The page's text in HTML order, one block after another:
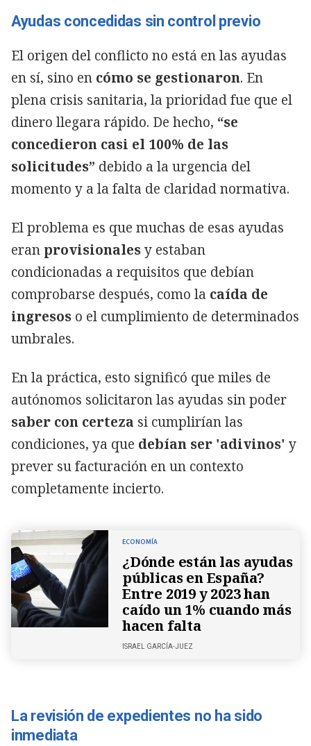
Ayudas concedidas sin control previo
El origen del conflicto no está en las ayudas
en sí, sino en cómo se gestionaron. En
plena crisis sanitaria, la prioridad fue que el
dinero llegara rápido. De hecho, “se
concedieron casi el 100% de las
solicitudes” debido a la urgencia del
momento y a la falta de claridad normativa.
El problema es que muchas de esas ayudas
eran provisionalesy estaban
condicionadas a requisitos que debían
comprobarse después, como la caída de
ingresos o el cumplimiento de determinados
umbrales.
En la práctica, esto significó que miles de
autónomos solicitaron las ayudas sin poder
saber con certeza si cumplirían las
condiciones, ya que debían ser 'adivinos' y
prever su facturación en un contexto
completamente incierto.
ECONOMÍA
¿Dónde están las ayudas
públicas en España?
Entre 2019 y 2023 han
caído un 1% cuando más
hacen falta
ISRAEL GARCÍA-JUEZ
La revisión de expedientes no ha sido
inmediata